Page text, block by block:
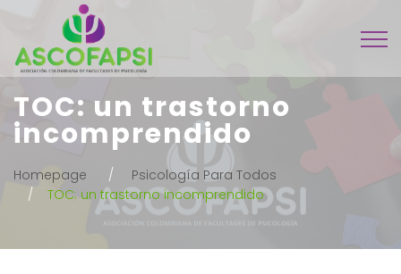
TOC: un trastorno
incomprendido
Homepage
Psicología Para Todos
TOC: un trastorno incomprendido